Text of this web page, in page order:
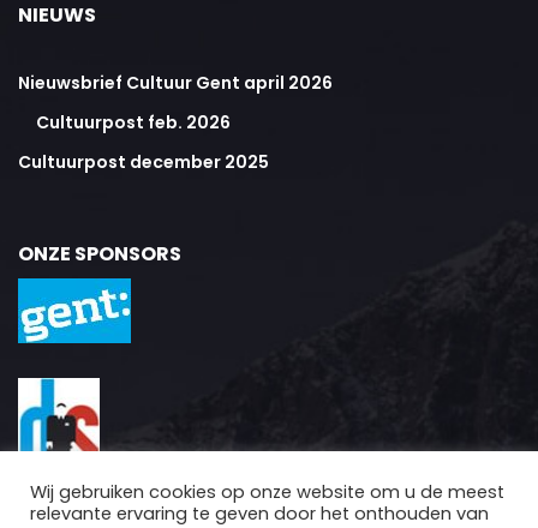
NIEUWS
Nieuwsbrief Cultuur Gent april 2026
Cultuurpost feb. 2026
Cultuurpost december 2025
ONZE SPONSORS
Wij gebruiken cookies op onze website om u de meest
relevante ervaring te geven door het onthouden van